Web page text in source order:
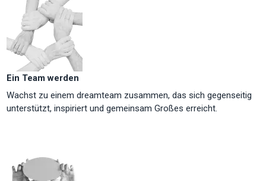
Ein Team werden
Wachst zu einem dreamteam zusammen, das sich gegenseitig
unterstützt, inspiriert und gemeinsam Großes erreicht.